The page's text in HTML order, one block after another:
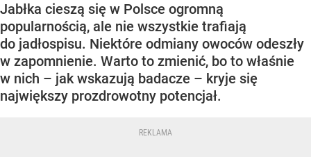
Jabłka cieszą się w Polsce ogromną
popularnością, ale nie wszystkie trafiają
do jadłospisu. Niektóre odmiany owoców odeszły
w zapomnienie. Warto to zmienić, bo to właśnie
w nich – jak wskazują badacze – kryje się
największy prozdrowotny potencjał.